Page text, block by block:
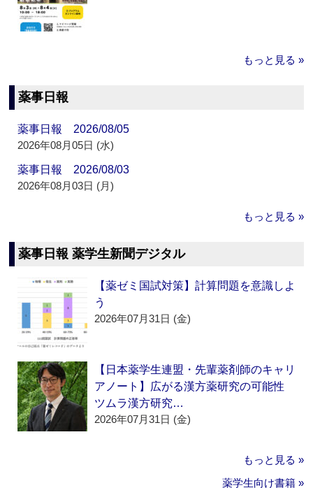
もっと見る »
薬事日報
薬事日報 2026/08/05
2026年08月05日 (水)
薬事日報 2026/08/03
2026年08月03日 (月)
もっと見る »
薬事日報 薬学生新聞デジタル
【薬ゼミ国試対策】計算問題を意識しよ
う
2026年07月31日 (金)
【日本薬学生連盟・先輩薬剤師のキャリ
アノート】広がる漢方薬研究の可能性
ツムラ漢方研究…
2026年07月31日 (金)
もっと見る »
薬学生向け書籍 »